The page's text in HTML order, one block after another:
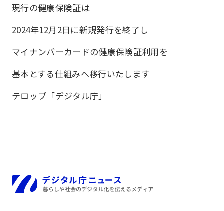
現行の健康保険証は
2024年12月2日に新規発行を終了し
マイナンバーカードの健康保険証利用を
基本とする仕組みへ移行いたします
テロップ「デジタル庁」
ホーム